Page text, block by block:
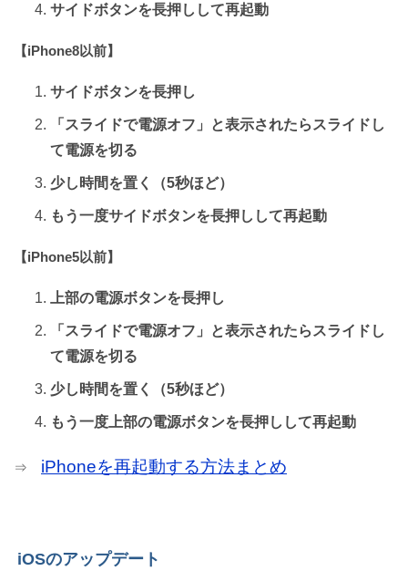
サイドボタンを長押しして再起動
【iPhone8以前】
サイドボタンを長押し
「スライドで電源オフ」と表示されたらスライドし
て電源を切る
少し時間を置く（5秒ほど）
もう一度サイドボタンを長押しして再起動
【iPhone5以前】
上部の電源ボタンを長押し
「スライドで電源オフ」と表示されたらスライドし
て電源を切る
少し時間を置く（5秒ほど）
もう一度上部の電源ボタンを長押しして再起動
⇒ iPhoneを再起動する方法まとめ
iOSのアップデート